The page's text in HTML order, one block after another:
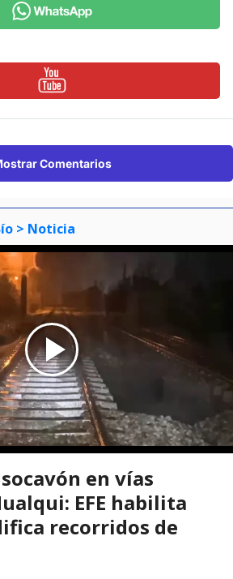
Comentarios
> Noticia
en vías
EFE habilita
recorridos de